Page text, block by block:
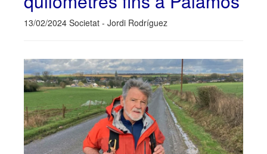
13/02/2024 Societat - Jordi Rodríguez